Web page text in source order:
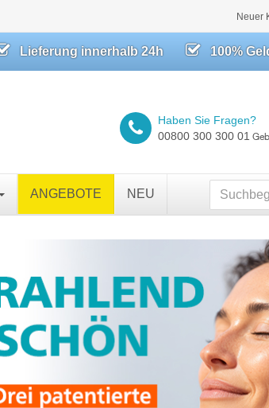
Neuer
Lieferung innerhalb 24h 100%
Haben Sie Fragen?
00800 300 300 01
ANGEBOTE NEU